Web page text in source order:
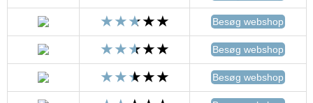
Besøg webshop
Besøg webshop
Besøg webshop